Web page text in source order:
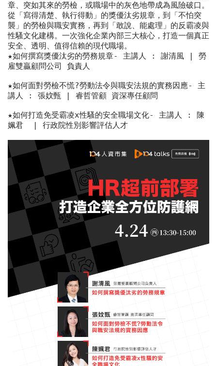
章、突如其來的勞檢，或職場中的灰色地帶成為風險破口。
從「寫得清楚、執行得動」的獎優汰劣規章，到「不怕突
襲」的勞檢與職安實務，再到「敢說、能處理」的反霸凌與
性騷文化建構。一次強化企業內部三大核心，打造一個真正
安全、透明、值得信賴的現代職場。
★如何撰寫獎優汰劣的勞務規章- 主講人 : 謝清風 | 勞
雇雙贏顧問公司 負責人
★如何面對勞檢不慌?勞動法令與職安法規的實務因應- 主
講人 : 張妏甄 | 睿哲管顧 資深專任顧問
★如何打造免受霸凌x性騷的安全職場文化- 主講人 : 陳
姵君  | 行政院性別影響評估人才